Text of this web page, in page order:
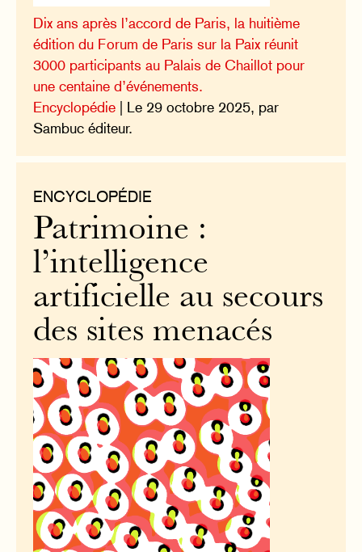
Dix ans après l’accord de Paris, la huitième
édition du Forum de Paris sur la Paix réunit
3000 participants au Palais de Chaillot pour
une centaine d’événements.
Encyclopédie | Le 29 octobre 2025, par
Sambuc éditeur.
ENCYCLOPÉDIE
Patrimoine :
l’intelligence
artificielle au secours
des sites menacés